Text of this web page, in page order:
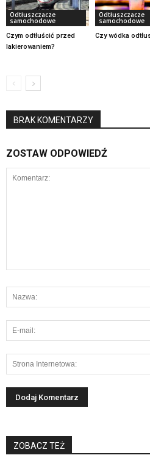
Odtłuszczacze
samochodowe
Czym odtłuścić przed
lakierowaniem?
Odtłuszczacze
samochodowe
Czy wódka
BRAK KOMENTARZY
ZOSTAW ODPOWIEDŹ
ZOBACZ TEŻ